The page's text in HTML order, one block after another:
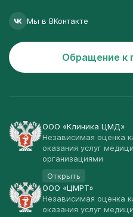
Мы в ВКонтакте
Обращение к
ООО «Клиника ЦМД»
Независимая оценка
оказания услуг
организациями
Открыть
ООО «ЦМРТ»
Независимая оценка
оказания услуг